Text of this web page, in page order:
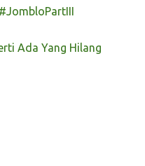
Ada Yang Hilang